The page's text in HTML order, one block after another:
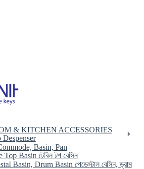
& KITCHEN ACCESSORIES
Despenser
Basin, Pan
Top Basin টেবিল টপ বেসিন
Basin, Drum Basin পেডেস্টাল বেসিন, ড্রাম